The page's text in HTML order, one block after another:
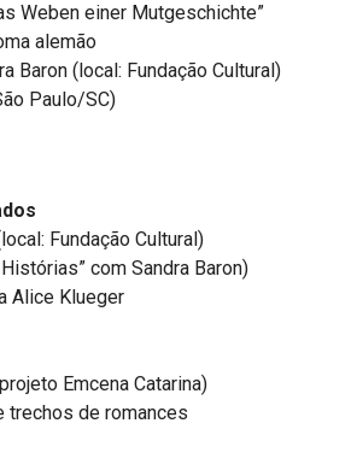
Weben einer Mutgeschichte”
alemão
Baron (local: Fundação Cultural)
Paulo/SC)
Fundação Cultural)
com Sandra Baron)
Alice Klueger
Emcena Catarina)
trechos de romances